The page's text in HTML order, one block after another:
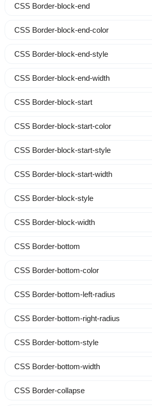
CSS Border-block-end
CSS Border-block-end-color
CSS Border-block-end-style
CSS Border-block-end-width
CSS Border-block-start
CSS Border-block-start-color
CSS Border-block-start-style
CSS Border-block-start-width
CSS Border-block-style
CSS Border-block-width
CSS Border-bottom
CSS Border-bottom-color
CSS Border-bottom-left-radius
CSS Border-bottom-right-radius
CSS Border-bottom-style
CSS Border-bottom-width
CSS Border-collapse